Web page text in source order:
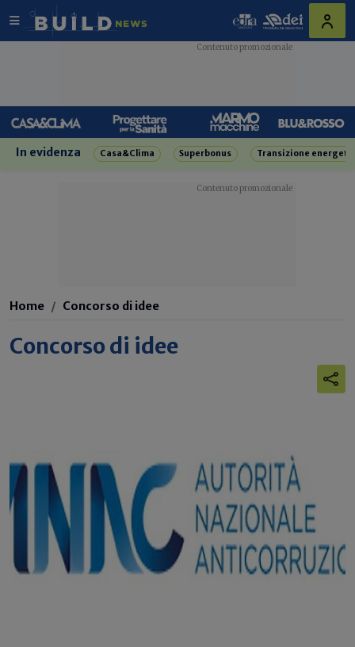
In evidenza Casa&Clima Superbonus Transizione
Home Concorso di idee
Concorso di idee